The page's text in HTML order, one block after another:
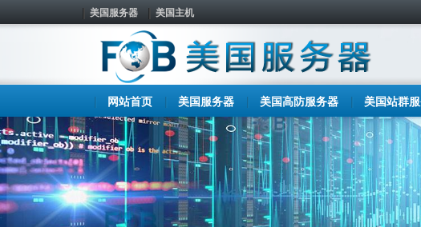
美国服务器 美国主机
网站首页 美国服务器 美国高防服务器 美国站群